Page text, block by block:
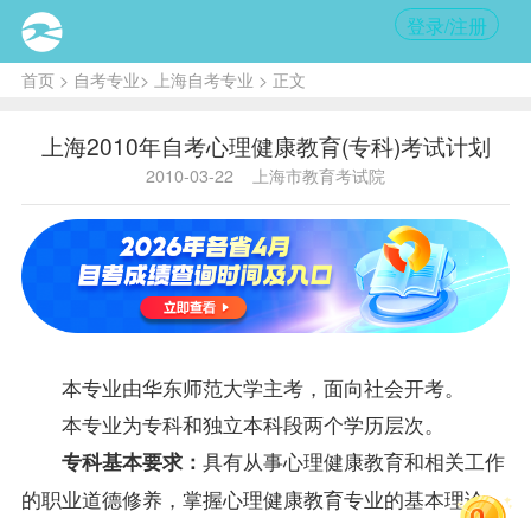
登录/注册
首页> 自考专业> 上海自考专业 > 正文
上海2010年自考心理健康教育(专科)考试计划
2010-03-22 上海市教育考试院
本专业由华东师范大学主考，面向社会开考。
本专业为专科和独立本科段两个学历层次。
专科基本要求： 具有从事心理健康教育和相关工作
的职业道德修养，掌握心理健康教育专业的基本理论、